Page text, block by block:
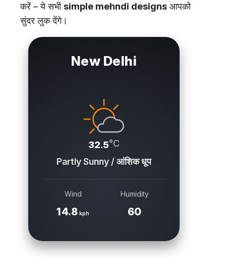
करें – ये सभी simple mehndi designs आपको
सुंदर लुक देंगे।
New Delhi
32.5°C
Partly Sunny / आंशिक धूप
Wind
14.8 kph
Humidity
60